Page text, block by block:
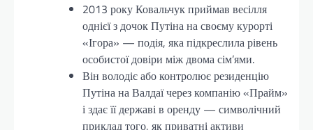
2013 року Ковальчук приймав весілля
однієї з дочок Путіна на своєму курорті
«Ігора» — подія, яка підкреслила рівень
особистої довіри між двома сім’ями.
Він володіє або контролює резиденцію
Путіна на Валдаї через компанію «Прайм»
і здає її державі в оренду — символічний
приклад того, як приватні активи